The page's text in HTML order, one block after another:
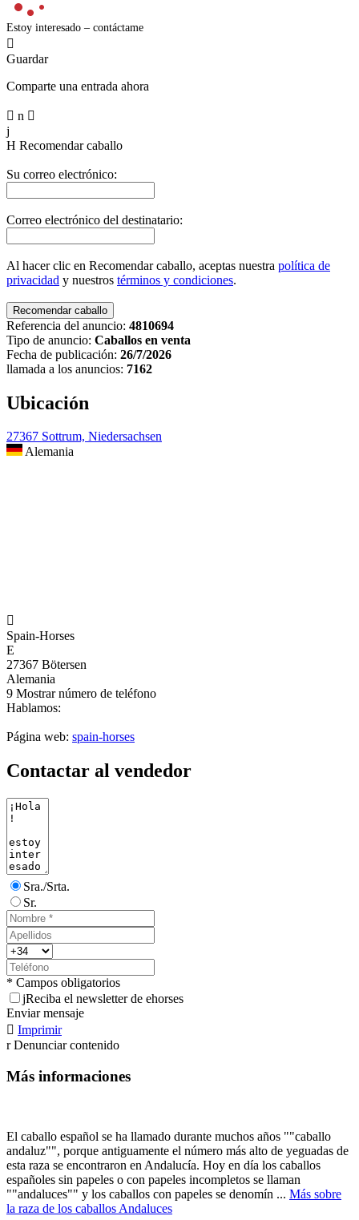
Estoy interesado – contáctame

Guardar
Comparte una entrada ahora
 n 
j
H Recomendar caballo
Su correo electrónico:
Correo electrónico del destinatario:
Al hacer clic en Recomendar caballo, aceptas nuestra política de
privacidad y nuestros términos y condiciones.
Referencia del anuncio: 4810694
Tipo de anuncio: Caballos en venta
Fecha de publicación: 26/7/2026
llamada a los anuncios: 7162
Ubicación
27367 Sottrum, Niedersachsen
Alemania

Spain-Horses
E
27367 Bötersen
Alemania
9 Mostrar número de teléfono
Hablamos:
Página web: spain-horses
Contactar al vendedor
Sra./Srta.
Sr.
* Campos obligatorios
jReciba el newsletter de ehorses
Enviar mensaje
 Imprimir
r Denunciar contenido
Más informaciones
El caballo español se ha llamado durante muchos años ""caballo
andaluz"", porque antiguamente el número más alto de yeguadas de
esta raza se encontraron en Andalucía. Hoy en día los caballos
españoles sin papeles o con papeles incompletos se llaman
""andaluces"" y los caballos con papeles se denomín ... Más sobre
la raza de los caballos Andaluces